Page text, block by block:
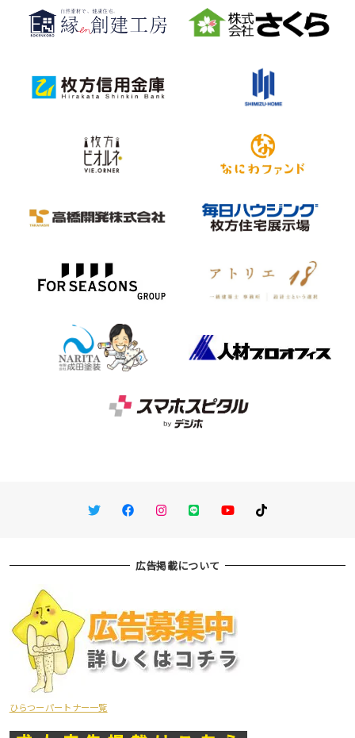
TwitterFacebookInstagram
LINE You TubeTikTok
広告掲載について
ひらつーパートナー一覧